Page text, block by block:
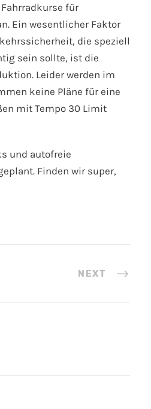
für
Ein wesentlicher Faktor
die speziell
sein sollte, ist die
Leider werden im
keine Pläne für eine
mit Tempo 30 Limit
und autofreie
Finden wir super,
NEXT